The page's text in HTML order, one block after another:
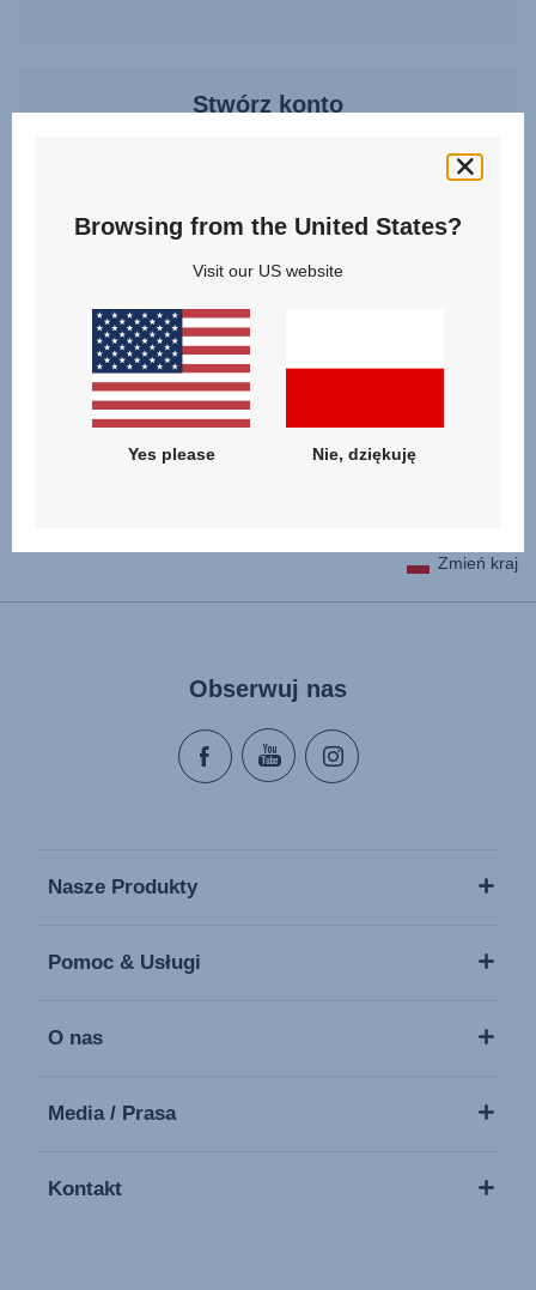
Stwórz konto
Łatwy dostęp do historii zamówień
Możliwość zapamiętania adresu do kolejnego
ZAREJESTRUJ SIĘ
Zmień kraj
Obserwuj nas
Nasze Produkty
Pomoc & Usługi
O nas
Media / Prasa
Kontakt
Browsing from the United States?
Visit our US website
Yes please Nie, dziękuję